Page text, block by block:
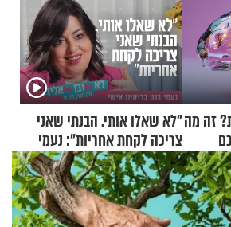
זה מה"לא שאלו אותי. הבנתי שאני
צריכה לקחת אחריות": נעמי
בנט בריאיון אישי